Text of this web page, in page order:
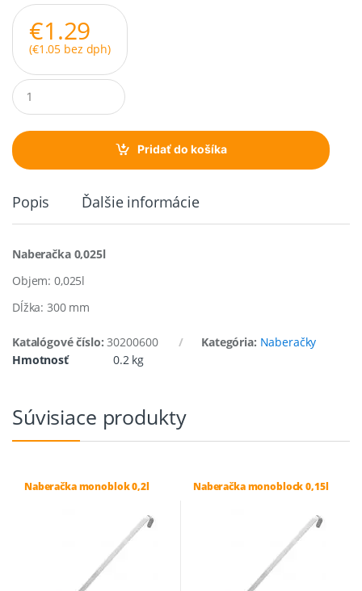
€1.29
(€1.05 bez dph)
Q
u
a
t
i
Pridať do košíka
Popis Ďalšie informácie
Naberačka 0,025l
Objem: 0,025l
Dĺžka: 300 mm
Katalógové číslo:30200600 Kategória: Naberačky
Hmotnosť
0.2 kg
Súvisiace produkty
Naberačka monoblok 0,2l Naberačka monoblock 0,15l